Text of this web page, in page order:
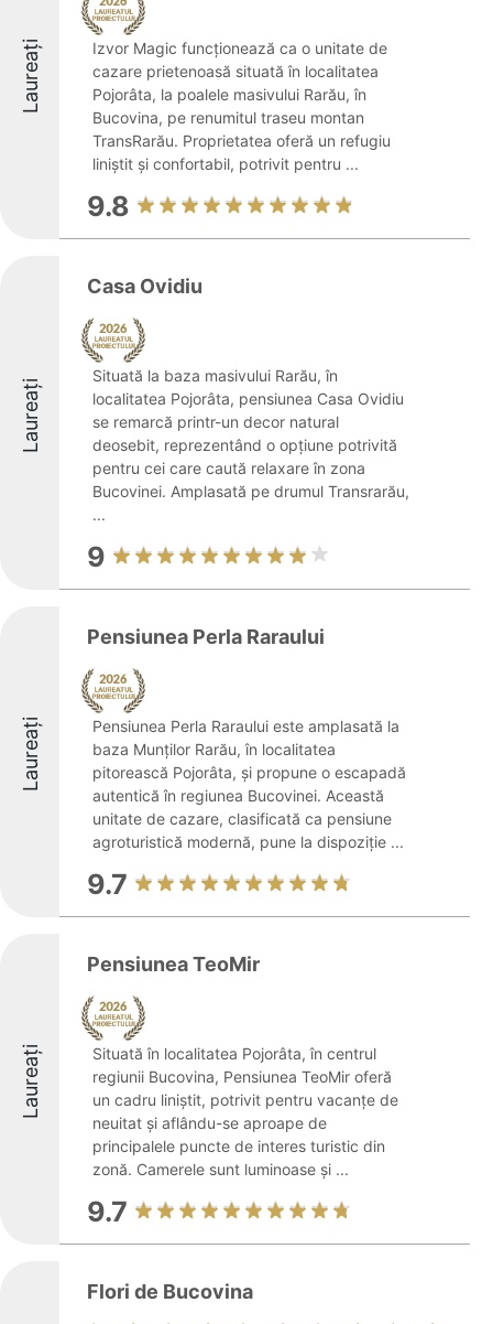
Laureați
Izvor Magic funcționează ca o unitate de
cazare prietenoasă situată în localitatea
Pojorâta, la poalele masivului Rarău, în
Bucovina, pe renumitul traseu montan
TransRarău. Proprietatea oferă un refugiu
liniștit și confortabil, potrivit pentru ...
9.8
Laureați
Casa Ovidiu
Situată la baza masivului Rarău, în
localitatea Pojorâta, pensiunea Casa Ovidiu
se remarcă printr-un decor natural
deosebit, reprezentând o opțiune potrivită
pentru cei care caută relaxare în zona
Bucovinei. Amplasată pe drumul Transrarău,
...
9
Laureați
Pensiunea Perla Raraului
Pensiunea Perla Raraului este amplasată la
baza Munților Rarău, în localitatea
pitorească Pojorâta, și propune o escapadă
autentică în regiunea Bucovinei. Această
unitate de cazare, clasificată ca pensiune
agroturistică modernă, pune la dispoziție ...
9.7
Laureați
Pensiunea TeoMir
Situată în localitatea Pojorâta, în centrul
regiunii Bucovina, Pensiunea TeoMir oferă
un cadru liniștit, potrivit pentru vacanțe de
neuitat și aflându-se aproape de
principalele puncte de interes turistic din
zonă. Camerele sunt luminoase și ...
9.7
Flori de Bucovina